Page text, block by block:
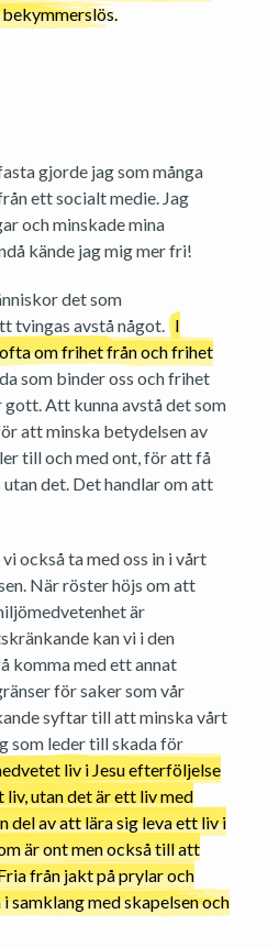
gjorde jag som många
ett socialt medie. Jag
och minskade mina
kände jag mig mer fri!
det som
tvingas avstå något. I
om frihet från och frihet
som binder oss och frihet
Att kunna avstå det som
att minska betydelsen av
till och med ont, för att få
det. Det handlar om att
också ta med oss in i vårt
När röster höjs om att
är
kan vi i den
komma med ett annat
för saker som vår
syftar till att minska vårt
som leder till skada för
liv i Jesu efterföljelse
utan det är ett liv med
del av att lära sig leva ett liv i
är ont men också till att
från jakt på prylar och
samklang med skapelsen och